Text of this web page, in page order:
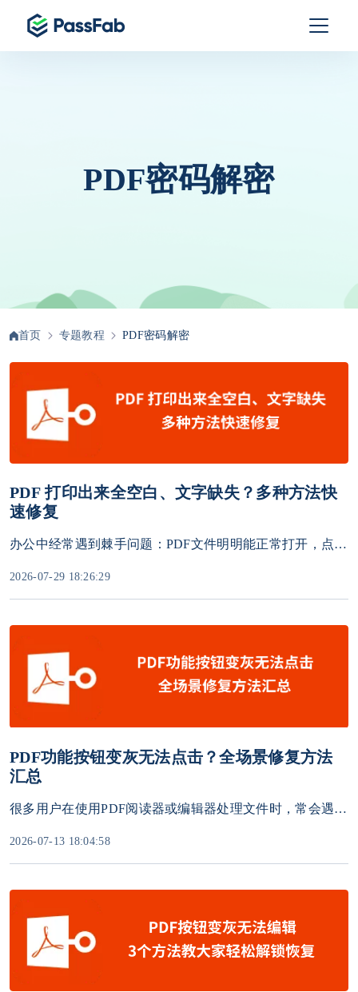
PDF密码解密
首页 专题教程 PDF密码解密
PDF 打印出来全空白、文字缺失？多种方法快
速修复
办公中经常遇到棘手问题：PDF文件明明能正常打开，点击打印却没反应、打印按钮灰色、打印出空白页、提示打印失败。很多人误以为是打印机坏了，反复重启设备也没用。
2026-07-29 18:26:29
PDF功能按钮变灰无法点击？全场景修复方法
汇总
很多用户在使用PDF阅读器或编辑器处理文件时，常会遇到工具栏按钮全部变灰、无法点击的问题，比如编辑、注释、高亮、删除页面、打印、保存、签名等功能失效。既不是软件卡顿，也不是电脑故障，却完全无法操作PDF文件。
2026-07-13 18:04:58